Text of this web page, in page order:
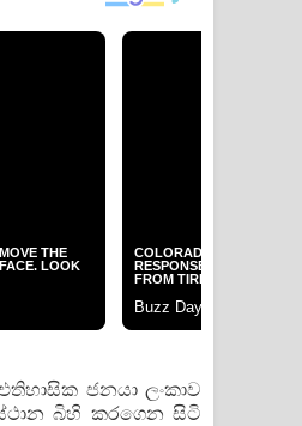
ජනයා ලංකාව
බිහි කරගෙන සිටි